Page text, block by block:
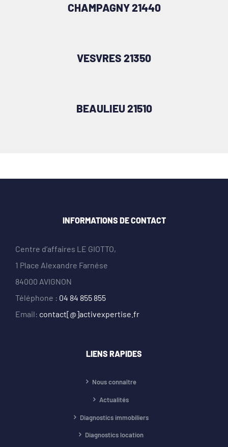
CHAMPAGNY 21440
VESVRES 21350
BEAULIEU 21510
INFORMATIONS DE CONTACT
Centre d’affaires LE GIOTTO,
1 Place Alexandre Farnése
84000 AVIGNON
Téléphone : 04 84 855 855
Email: contact[@]activexpertise.fr
LIENS RAPIDES
Nous connaître
Actualités
Diagnostics immobiliers
Diagnostics location